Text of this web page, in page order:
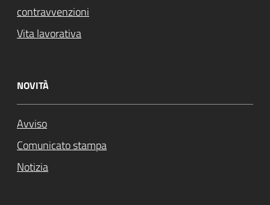
contravvenzioni
Vita lavorativa
NOVITÀ
Avviso
Comunicato stampa
Notizia